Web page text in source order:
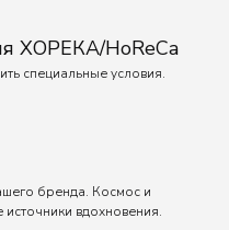
ХОРЕКА/HoReCa
специальные условия.
бренда. Космос и
вдохновения.